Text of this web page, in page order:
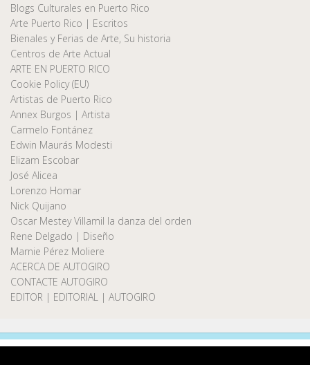
Blogs Culturales en Puerto Rico
Arte Puerto Rico | Escritos
Bienales y Ferias de Arte, Su historia
Centros de Arte Actual
ARTE EN PUERTO RICO
Cookie Policy (EU)
Artistas de Puerto Rico
Annex Burgos | Artista
Carmelo Fontánez
Edwin Maurás Modesti
Elizam Escobar
José Alicea
Lorenzo Homar
Nick Quijano
Oscar Mestey Villamil la danza del orden
Rene Delgado | Diseño
Marnie Pérez Moliere
ACERCA DE AUTOGIRO
CONTACTE AUTOGIRO
EDITOR | EDITORIAL | AUTOGIRO